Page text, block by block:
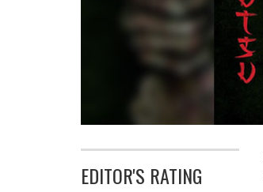
EDITOR'S RATING